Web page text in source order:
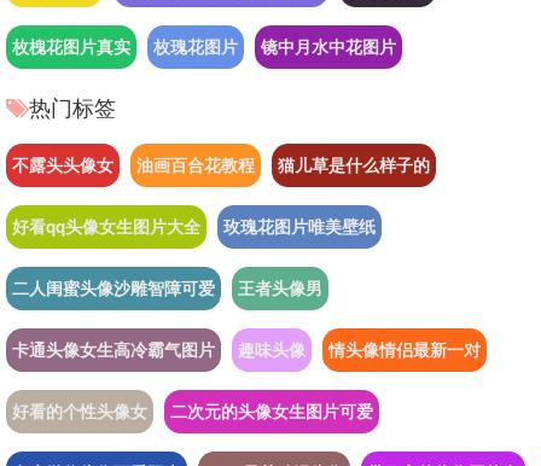
枚槐花图片真实 枚瑰花图片 镜中月水中花图片
热门标签
不露头头像女 油画百合花教程 猫儿草是什么样子的
好看qq头像女生图片大全 玫瑰花图片唯美壁纸
二人闺蜜头像沙雕智障可爱 王者头像男
卡通头像女生高冷霸气图片 趣味头像 情头像情侣最新一对
好看的个性头像女 二次元的头像女生图片可爱